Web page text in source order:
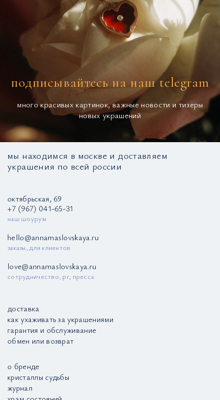
подписывайтесь на наш telegram
много красивых картинок, важные новости и тизеры
новых украшений
мы находимся в москве и доставляем
украшения по всей россии
октябрьская, 69
+7 (967) 041-65-31
наш шоурум
hello@annamaslovskaya.ru
заказы, для клиентов
love@annamaslovskaya.ru
сотрудничество, pr, пресса
доставка
как ухаживать за украшениями
гарантия и обслуживание
обмен или возврат
о бренде
кристаллы судьбы
журнал